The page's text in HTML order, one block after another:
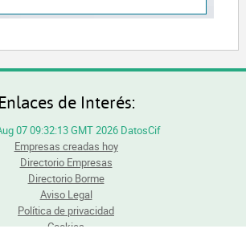
Enlaces de Interés:
07 09:32:13 GMT 2026 DatosCif
Empresas creadas hoy
Directorio Empresas
Directorio Borme
Aviso Legal
Política de privacidad
Cookies